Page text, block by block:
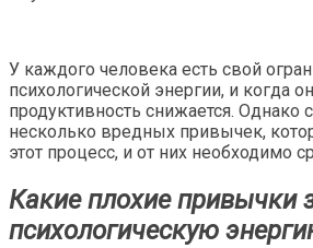
У каждого человека есть свой
психологической энергии, и когда
продуктивность снижается. Однако
несколько вредных привычек,
этот процесс, и от них необходимо
Какие плохие привычки
психологическую